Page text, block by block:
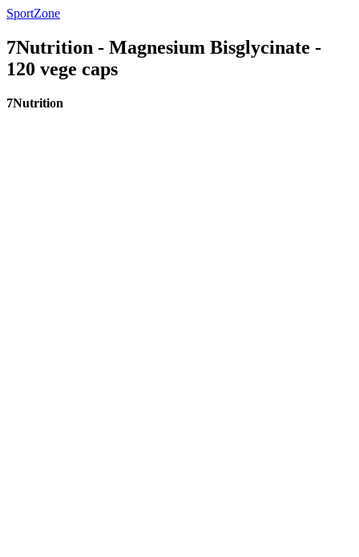
SportZone
7Nutrition - Magnesium Bisglycinate -
120 vege caps
7Nutrition